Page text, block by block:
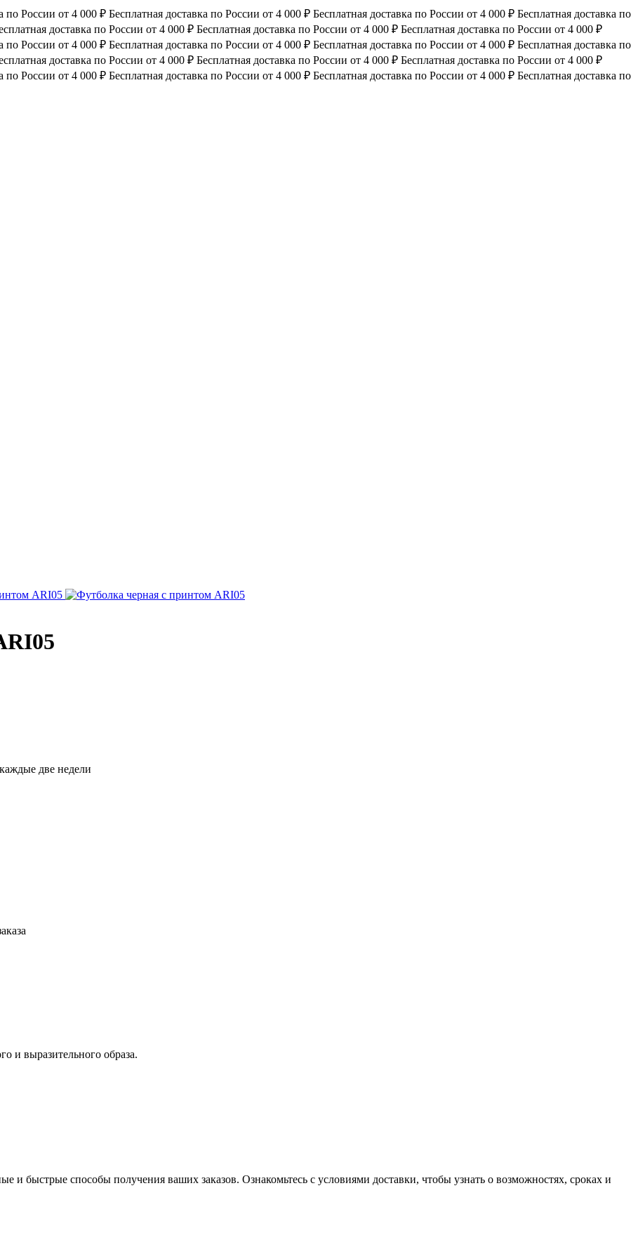
по России от 4 000 ₽ Бесплатная доставка по России от 4 000 ₽ Бесплатная доставка по России от 4 000 ₽ Бесплатная доставка по
доставка по России от 4 000 ₽ Бесплатная доставка по России от 4 000 ₽ Бесплатная доставка по России от 4 000 ₽
по России от 4 000 ₽ Бесплатная доставка по России от 4 000 ₽ Бесплатная доставка по России от 4 000 ₽ Бесплатная доставка по
доставка по России от 4 000 ₽ Бесплатная доставка по России от 4 000 ₽ Бесплатная доставка по России от 4 000 ₽
по России от 4 000 ₽ Бесплатная доставка по России от 4 000 ₽ Бесплатная доставка по России от 4 000 ₽ Бесплатная доставка по
две недели
и выразительного образа.
и быстрые способы получения ваших заказов. Ознакомьтесь с условиями доставки, чтобы узнать о возможностях, сроках и